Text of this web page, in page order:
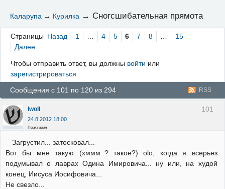
Правила
Регистрация
Вход
Каларупа → Курилка → Сногсшибательная прямота
Страницы Назад 1 … 4 5 6 7 8 …
15
Далее
Чтобы отправить ответ, вы должны войти или
зарегистрироваться
RSS
Сообщения с 101 по 120 из 294
101
Iwoll
24.8.2012 18:00
Неактивен
Загрустил... затосковал...
Вот бы мне такую (хммм..? такое?) olo, когда я всерьез
подумывал о лаврах Одина Имировича... ну или, на худой
конец, Иисуса Иосифовича...
Не свезло...